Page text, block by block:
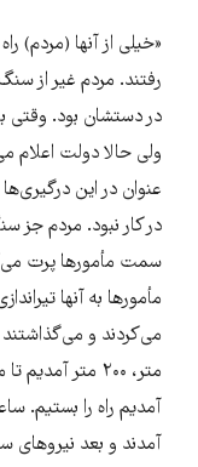
«خیلی از آنها (مردم)
رفتند. مردم غیر از
در دستشان بود. وقتی
ولی حالا دولت اعلام
عنوان در این
در کار نبود. مردم جز
سمت مأمورها پرت
مأمورها به آنها
متر، ۲۰۰ متر
آمدند و بعد